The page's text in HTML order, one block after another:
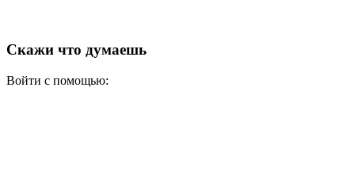
Скажи что думаешь
Войти с помощью: